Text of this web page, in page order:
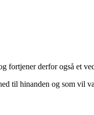
fortjener derfor også et
til hinanden og som